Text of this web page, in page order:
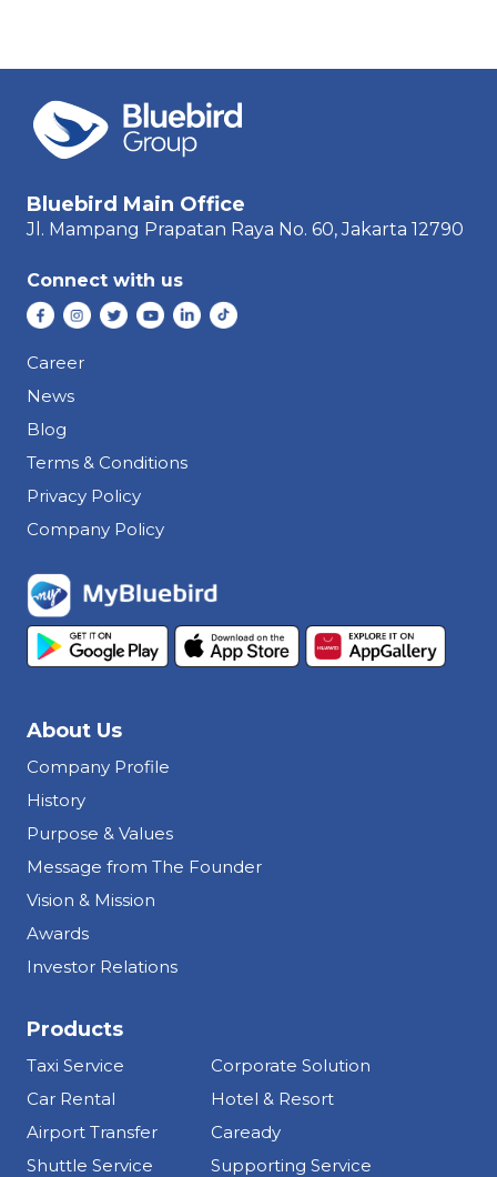
Bluebird Main Office
Jl. Mampang Prapatan Raya No. 60,Jakarta 12790
Connect with us
Career
News
Blog
Terms & Conditions
Privacy Policy
Company Policy
About Us
Company Profile
History
Purpose & Values
Message from The Founder
Vision & Mission
Awards
Investor Relations
Products
Taxi Service
Car Rental
Airport Transfer
Shuttle Service
Corporate Solution
Hotel & Resort
Caready
Supporting Service